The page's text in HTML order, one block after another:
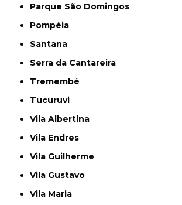
Parque São Domingos
Pompéia
Santana
Serra da Cantareira
Tremembé
Tucuruvi
Vila Albertina
Vila Endres
Vila Guilherme
Vila Gustavo
Vila Maria